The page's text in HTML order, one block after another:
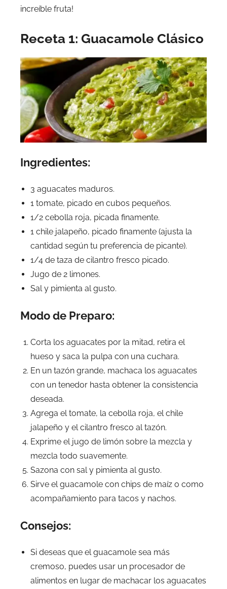
increíble fruta!
Receta 1: Guacamole Clásico
Ingredientes:
3 aguacates maduros.
1 tomate, picado en cubos pequeños.
1/2 cebolla roja, picada finamente.
1 chile jalapeño, picado finamente (ajusta la
cantidad según tu preferencia de picante).
1/4 de taza de cilantro fresco picado.
Jugo de 2 limones.
Sal y pimienta al gusto.
Modo de Preparo:
Corta los aguacates por la mitad, retira el
hueso y saca la pulpa con una cuchara.
En un tazón grande, machaca los aguacates
con un tenedor hasta obtener la consistencia
deseada.
Agrega el tomate, la cebolla roja, el chile
jalapeño y el cilantro fresco al tazón.
Exprime el jugo de limón sobre la mezcla y
mezcla todo suavemente.
Sazona con sal y pimienta al gusto.
Sirve el guacamole con chips de maíz o como
acompañamiento para tacos y nachos.
Consejos:
Si deseas que el guacamole sea más
cremoso, puedes usar un procesador de
alimentos en lugar de machacar los aguacates